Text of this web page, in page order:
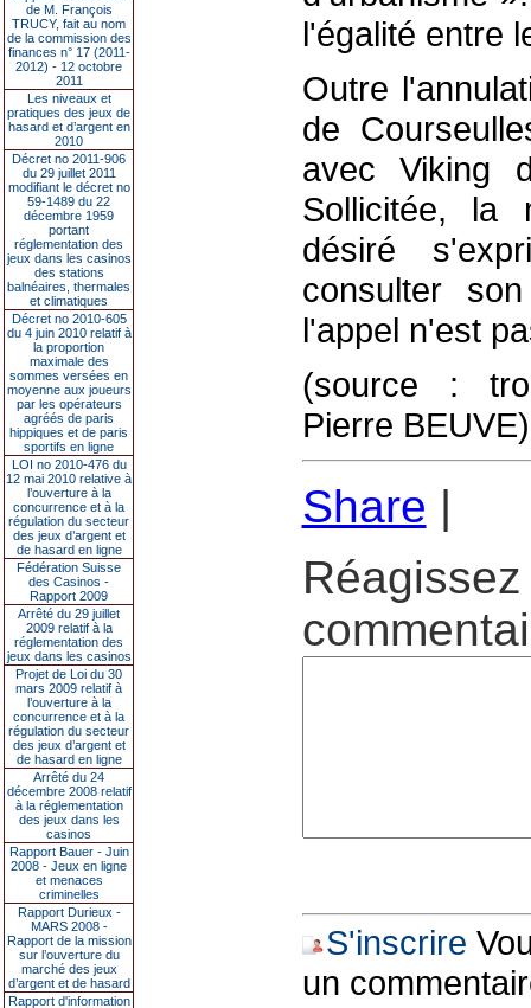
de M. François
TRUCY, fait au nom
de la commission des
finances n° 17 (2011-
2012) - 12 octobre
2011
Les niveaux et
pratiques des jeux de
hasard et d’argent en
2010
Décret no 2011-906
du 29 juillet 2011
modifiant le décret no
59-1489 du 22
décembre 1959
portant
réglementation des
jeux dans les casinos
des stations
balnéaires, thermales
et climatiques
Décret no 2010-605
du 4 juin 2010 relatif à
la proportion
maximale des
sommes versées en
moyenne aux joueurs
par les opérateurs
agréés de paris
hippiques et de paris
sportifs en ligne
LOI no 2010-476 du
12 mai 2010 relative à
l’ouverture à la
concurrence et à la
régulation du secteur
des jeux d’argent et
de hasard en ligne
Fédération Suisse
des Casinos -
Rapport 2009
Arrêté du 29 juillet
2009 relatif à la
réglementation des
jeux dans les casinos
Projet de Loi du 30
mars 2009 relatif à
l’ouverture à la
concurrence et à la
régulation du secteur
des jeux d’argent et
de hasard en ligne
Arrêté du 24
décembre 2008 relatif
à la réglementation
des jeux dans les
casinos
Rapport Bauer - Juin
2008 - Jeux en ligne
et menaces
criminelles
Rapport Durieux -
MARS 2008 -
Rapport de la mission
sur l’ouverture du
marché des jeux
d’argent et de hasard
Rapport d'information
l'égalité entre
Outre
de
avec Viking
Sollicitée, la
désiré
consulter
l'appel n'est
(source :
Pierre BEUVE)
Share |
S'inscrire
un